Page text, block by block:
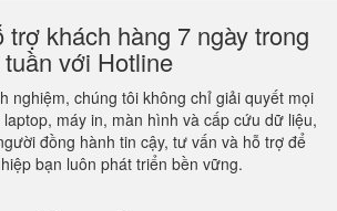
trợ khách hàng 7 ngày trong
tuần với Hotline
nghiệm, chúng tôi không chỉ giải quyết mọi
máy in, màn hình và cấp cứu dữ liệu,
đồng hành tin cậy, tư vấn và hỗ trợ để
bạn luôn phát triển bền vững.